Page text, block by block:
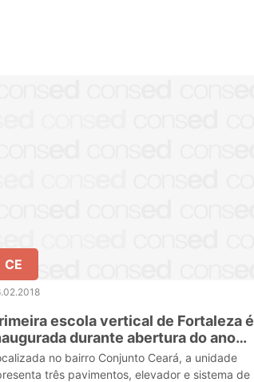
CE
escola vertical de Fortaleza é
durante abertura do ano
estadual
no bairro Conjunto Ceará, a unidade
três pavimentos, elevador e sistema de